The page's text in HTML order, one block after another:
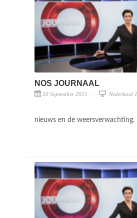
NOS JOURNAAL
20 September 2021 Nederland 1
nieuws en de weersverwachting.